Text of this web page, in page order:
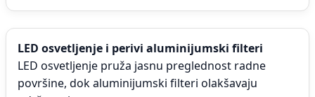
LED osvetljenje i perivi aluminijumski filteri
LED osvetljenje pruža jasnu preglednost radne
površine, dok aluminijumski filteri olakšavaju